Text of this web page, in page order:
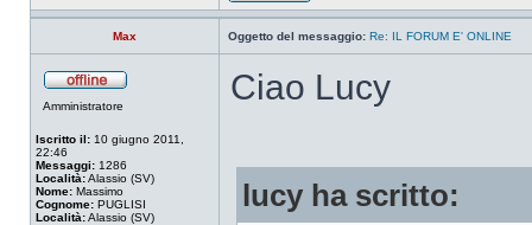
Max Oggetto del messaggio: Re: IL FORUM E' ONLINE
Amministratore
Iscritto il: 10 giugno 2011,
22:46
Messaggi: 1286
Località:Alassio (SV)
Nome: Massimo
Cognome: PUGLISI
Località:Alassio (SV)
Ciao Lucy
lucy ha scritto: